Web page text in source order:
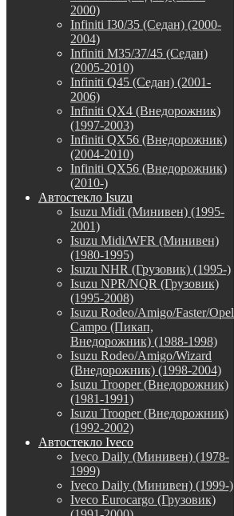
2000)
Infiniti I30/35 (Седан) (2000-
2004)
Infiniti M35/37/45 (Седан)
(2005-2010)
Infiniti Q45 (Седан) (2001-
2006)
Infiniti QX4 (Внедорожник)
(1997-2003)
Infiniti QX56 (Внедорожник)
(2004-2010)
Infiniti QX56 (Внедорожник)
(2010-)
Автостекло Isuzu
Isuzu Midi (Минивен) (1995-
2001)
Isuzu Midi/WFR (Минивен)
(1980-1995)
Isuzu NHR (Грузовик) (1995-)
Isuzu NPR/NQR (Грузовик)
(1995-2008)
Isuzu Rodeo/Amigo/Faster/Opel
Campo (Пикап,
Внедорожник) (1988-1998)
Isuzu Rodeo/Amigo/Wizard
(Внедорожник) (1998-2004)
Isuzu Trooper (Внедорожник)
(1981-1991)
Isuzu Trooper (Внедорожник)
(1992-2002)
Автостекло Iveco
Iveco Daily (Минивен) (1978-
1999)
Iveco Daily (Минивен) (1999-)
Iveco Eurocargo (Грузовик)